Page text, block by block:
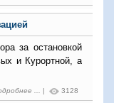
за остановкой
и Курортной, а
... | 3128